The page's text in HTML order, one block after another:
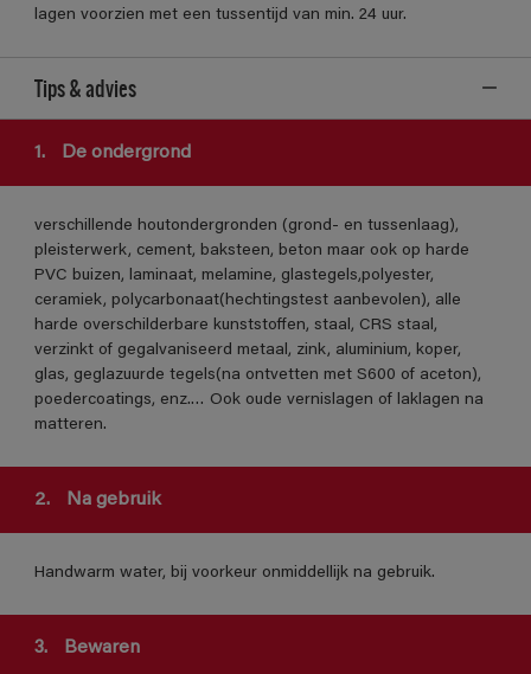
lagen voorzien met een tussentijd van min. 24 uur.
Tips & advies
1. De ondergrond
verschillende houtondergronden (grond- en tussenlaag),
pleisterwerk, cement, baksteen, beton maar ook op harde
PVC buizen, laminaat, melamine, glastegels,polyester,
ceramiek, polycarbonaat(hechtingstest aanbevolen), alle
harde overschilderbare kunststoffen, staal, CRS staal,
verzinkt of gegalvaniseerd metaal, zink, aluminium, koper,
glas, geglazuurde tegels(na ontvetten met S600 of aceton),
poedercoatings, enz.… Ook oude vernislagen of laklagen na
matteren.
2. Na gebruik
Handwarm water, bij voorkeur onmiddellijk na gebruik.
3. Bewaren